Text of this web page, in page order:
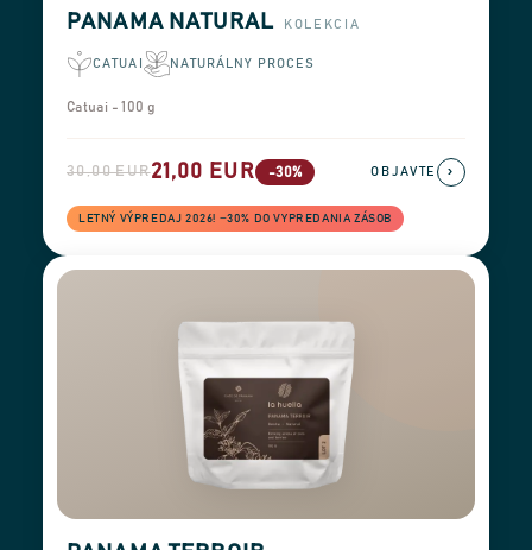
PANAMA NATURAL KOLEKCIA
CATUAI NATURÁLNY PROCES
Catuai - 100 g
30,00 EUR21,00 EUR -30%
LETNÝ VÝPREDAJ 2026! −30% DO VYPREDANIA ZÁSOB
OBJAVTE ›